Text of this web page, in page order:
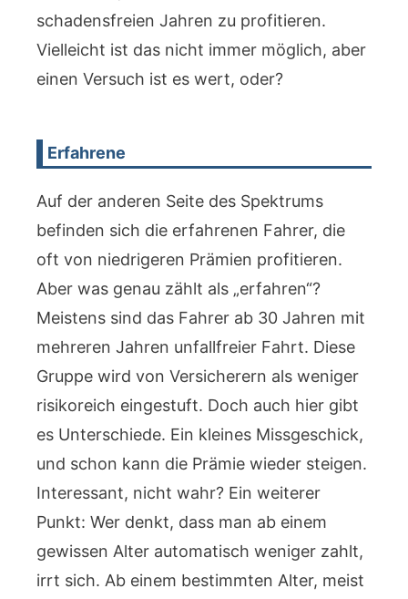
schadensfreien Jahren zu profitieren.
Vielleicht ist das nicht immer möglich, aber
einen Versuch ist es wert, oder?
Erfahrene
Auf der anderen Seite des Spektrums
befinden sich die erfahrenen Fahrer, die
oft von niedrigeren Prämien profitieren.
Aber was genau zählt als „erfahren“?
Meistens sind das Fahrer ab 30 Jahren mit
mehreren Jahren unfallfreier Fahrt. Diese
Gruppe wird von Versicherern als weniger
risikoreich eingestuft. Doch auch hier gibt
es Unterschiede. Ein kleines Missgeschick,
und schon kann die Prämie wieder steigen.
Interessant, nicht wahr? Ein weiterer
Punkt: Wer denkt, dass man ab einem
gewissen Alter automatisch weniger zahlt,
irrt sich. Ab einem bestimmten Alter, meist